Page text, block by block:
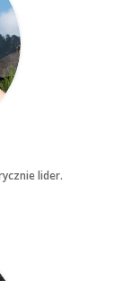
lider.